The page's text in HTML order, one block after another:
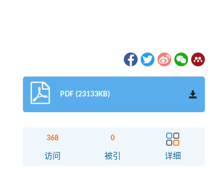
PDF (23133KB)
368
访问
0
被引 详细